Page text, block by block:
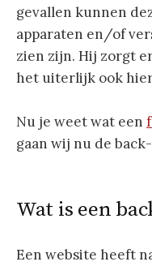
gevallen kunnen
apparaten en/of
zien zijn. Hij zorgt
het uiterlijk ook
Nu je weet wat een
gaan wij nu de
Wat is een
Een website heeft